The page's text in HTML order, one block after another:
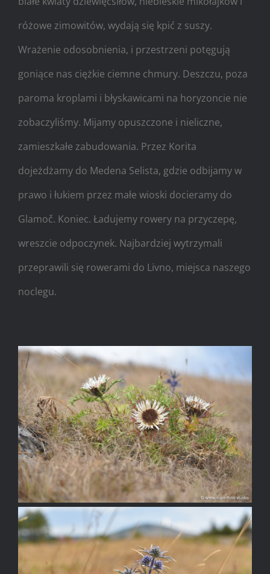
różowe zimowitów, wydają się kpić z suszy.
Wrażenie odosobnienia, i przestrzeni potęgują
goniące nas ciężkie ciemne chmury. Deszczu, poza
paroma kroplami i błyskawicami na horyzoncie nie
zobaczyliśmy. Mijamy opuszczone i nieliczne,
zamieszkałe zabudowania. Przez Korita
dojeżdżamy do Medena Selista, gdzie odbijamy w
prawo i łukiem przez małe wioski docieramy do
Glamoč. Koniec. Ładujemy rowery na przyczepę,
wreszcie odpoczynek. Najbardziej wytrzymali
przeprawili się rowerami do Livno, miejsca naszego
noclegu.